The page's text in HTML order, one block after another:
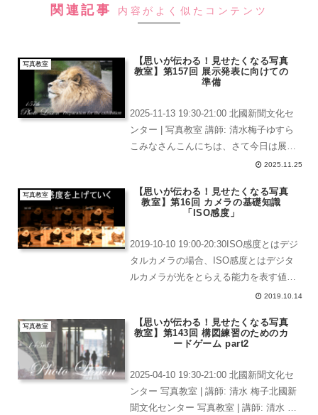
関連記事 内容がよく似たコンテンツ
写真教室
【思いが伝わる！見せたくなる写真
教室】第157回 展示発表に向けての
準備
2025-11-13 19:30-21:00 北國新聞文化セ
ンター | 写真教室 講師: 清水梅子ゆすら
こみなさんこんにちは、さて今日は展示
に向けての準備になります。北國新聞文
ネルを3枚借りるんで...
2025.11.25
写真教室
【思いが伝わる！見せたくなる写真
教室】第16回 カメラの基礎知識
「ISO感度」
2019-10-10 19:00-20:30ISO感度とはデジ
タルカメラの場合、ISO感度とはデジタ
ルカメラが光をとらえる能力を表す値で
す。デジタルカメラは、撮像素子に当た
ISO感度を上げることは、電気信...
2019.10.14
写真教室
【思いが伝わる！見せたくなる写真
教室】第143回 構図練習のためのカ
ードゲーム part2
2025-04-10 19:30-21:00 北國新聞文化セ
ンター 写真教室 | 講師: 清水 梅子北國新
聞文化センター 写真教室 | 講師: 清水 梅